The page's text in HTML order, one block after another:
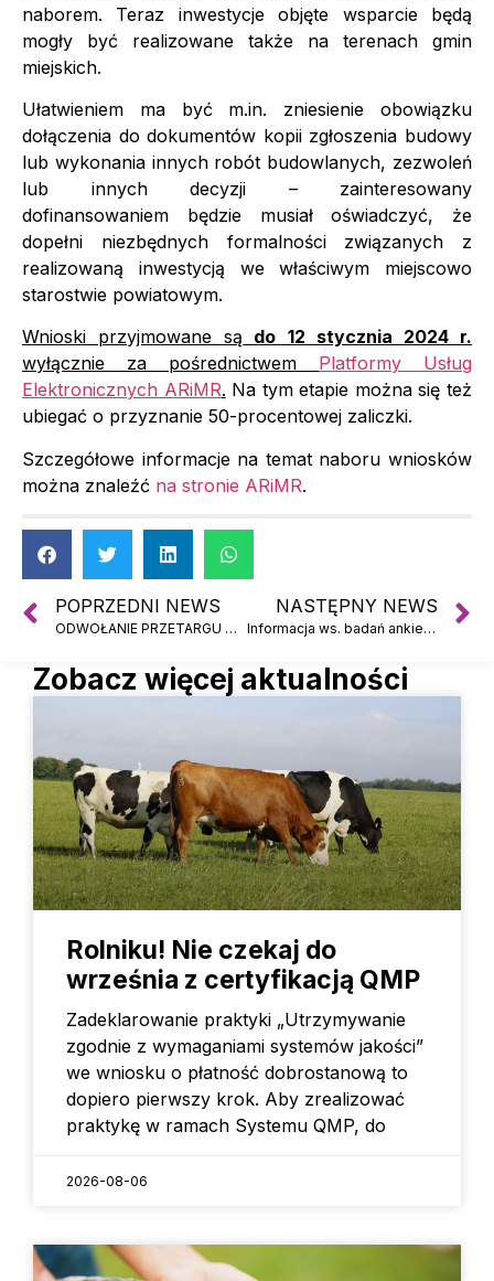
naborem. Teraz inwestycje objęte wsparcie będą
mogły być realizowane także na terenach gmin
miejskich.
Ułatwieniem ma być m.in. zniesienie obowiązku
dołączenia do dokumentów kopii zgłoszenia budowy
lub wykonania innych robót budowlanych, zezwoleń
lub innych decyzji – zainteresowany
dofinansowaniem będzie musiał oświadczyć, że
dopełni niezbędnych formalności związanych z
realizowaną inwestycją we właściwym miejscowo
starostwie powiatowym.
Wnioski przyjmowane są do 12 stycznia 2024 r.
wyłącznie za pośrednictwem Platformy Usług
Elektronicznych ARiMR. Na tym etapie można się też
ubiegać o przyznanie 50-procentowej zaliczki.
Szczegółowe informacje na temat naboru wniosków
można znaleźć na stronie ARiMR.
POPRZEDNI NEWS
ODWOŁANIE PRZETARGU NA SPRZEDAŻ NIERUCHOMOŚCI
NASTĘPNY NEWS
Informacja ws. badań ankietowych przeprowadzanych przez GUS
Zobacz więcej aktualności
Rolniku! Nie czekaj do
września z certyfikacją QMP
Zadeklarowanie praktyki „Utrzymywanie
zgodnie z wymaganiami systemów jakości”
we wniosku o płatność dobrostanową to
dopiero pierwszy krok. Aby zrealizować
praktykę w ramach Systemu QMP, do
2026-08-06